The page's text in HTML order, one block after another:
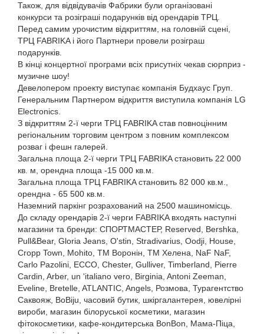
Також, для відвідувачів Фабрики були організовані
конкурси та розіграші подарунків від орендарів ТРЦ.
Перед самим урочистим відкриттям, на головній сцені,
ТРЦ FABRIKA і його Партнери провели розіграш
подарунків.
В кінці концертної програми всіх присутніх чекав сюрприз -
музичне шоу!
Девелопером проекту виступає компанія Будхаус Груп.
Генеральним Партнером відкриття виступила компанія LG
Electronics.
З відкриттям 2-ї черги ТРЦ FABRIKA став повноцінним
регіональним торговим центром з повним комплексом
розваг і фешн галерей.
Загальна площа 2-ї черги ТРЦ FABRIKA становить 22 000
кв. м, орендна площа -15 000 кв.м.
Загальна площа ТРЦ FABRIKA становить 82 000 кв.м.,
орендна - 65 500 кв.м.
Наземний паркінг розрахований на 2500 машиномісць.
До складу орендарів 2-ї черги FABRIKA входять наступні
магазини та бренди: СПОРТМАСТЕР, Reserved, Bershka,
Pull&Bear, Gloria Jeans, O'stin, Stradivarius, Оodji, House,
Cropp Town, Mohito, ТМ Воронін, ТМ Хелена, NaF NaF,
Carlo Pazolini, ECCO, Chester, Gulliver, Timberland, Pierre
Cardin, Arber, un 'italiano vero, Birginia, Antoni Zeeman,
Eveline, Bretelle, ATLANTIC, Angels, Розмова, Турагентство
Саквояж, BoBiju, часовий бутик, шкіргалантерея, ювелірні
вироби, магазин білоруської косметики, магазин
фітокосметики, кафе-кондитерська BonBon, Мама-Піца,